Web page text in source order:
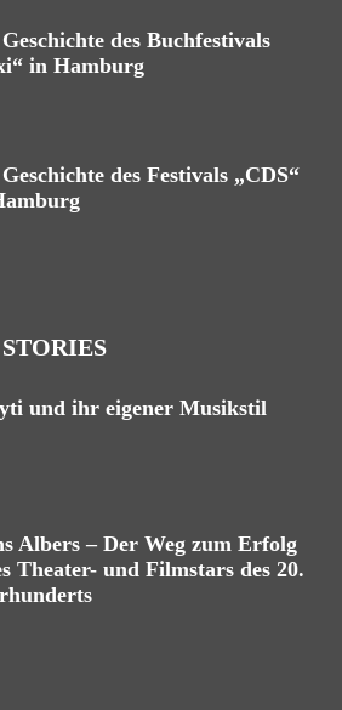
des Buchfestivals
in Hamburg
des Festivals „CDS“
STORIES
und ihr eigener Musikstil
Albers – Der Weg zum Erfolg
Theater- und Filmstars des 20.